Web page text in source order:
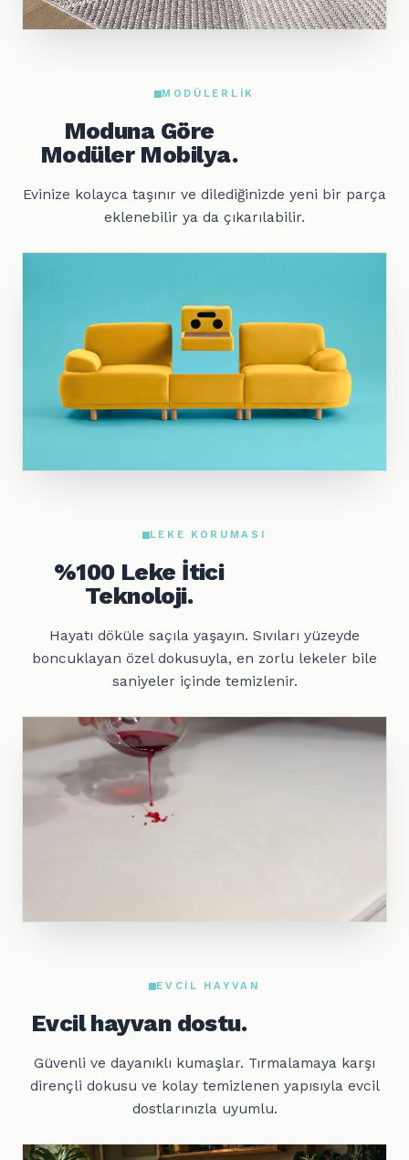
MODÜLERLIK
Moduna Göre
Modüler Mobilya.
Evinize kolayca taşınır ve dilediğinizde yeni bir parça
eklenebilir ya da çıkarılabilir.
LEKE KORUMASI
%100 Leke İtici
Teknoloji.
Hayatı döküle saçıla yaşayın. Sıvıları yüzeyde
boncuklayan özel dokusuyla, en zorlu lekeler bile
saniyeler içinde temizlenir.
EVCIL HAYVAN
Evcil hayvan dostu.
Güvenli ve dayanıklı kumaşlar. Tırmalamaya karşı
dirençli dokusu ve kolay temizlenen yapısıyla evcil
dostlarınızla uyumlu.